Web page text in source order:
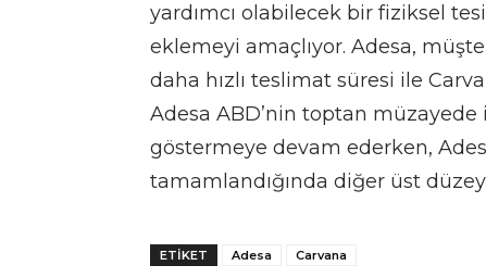
yardımcı olabilecek bir fiziksel
eklemeyi amaçlıyor. Adesa,
daha hızlı teslimat süresi ile
Adesa ABD’nin toptan
göstermeye devam ederken,
tamamlandığında diğer üst
ETIKET Adesa Carvana